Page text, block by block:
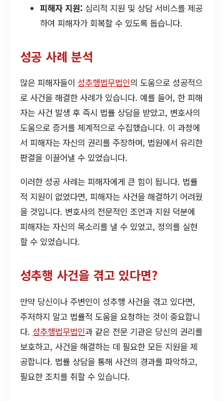
피해자 지원: 심리적 지원 및 상담 서비스를 제공
하여 피해자가 회복할 수 있도록 돕습니다.
성공 사례 분석
많은 피해자들이 성추행법무법인의 도움으로 성공적으
로 사건을 해결한 사례가 있습니다. 예를 들어, 한 피해
자는 사건 발생 후 즉시 법률 상담을 받았고, 변호사의
도움으로 증거를 체계적으로 수집했습니다. 이 과정에
서 피해자는 자신의 권리를 주장하며, 법원에서 유리한
판결을 이끌어낼 수 있었습니다.
이러한 성공 사례는 피해자에게 큰 힘이 됩니다. 법률
적 지원이 없었다면, 피해자는 사건을 해결하기 어려웠
을 것입니다. 변호사의 전문적인 조언과 지원 덕분에
피해자는 자신의 목소리를 낼 수 있었고, 정의를 실현
할 수 있었습니다.
성추행 사건을 겪고 있다면?
만약 당신이나 주변인이 성추행 사건을 겪고 있다면,
주저하지 말고 법률적 도움을 요청하는 것이 중요합니
다. 성추행법무법인과 같은 전문 기관은 당신의 권리를
보호하고, 사건을 해결하는 데 필요한 모든 지원을 제
공합니다. 법률 상담을 통해 사건의 경과를 파악하고,
필요한 조치를 취할 수 있습니다.